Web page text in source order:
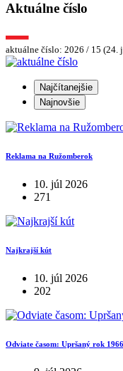
Aktuálne číslo
aktuálne číslo: 2026 / 15 (24.
Najčítanejšie
Najnovšie
Reklama na Ružomberok
10. júl 2026
271
Najkrajší kút
10. júl 2026
202
Odviate časom: Upršaný rok 1966